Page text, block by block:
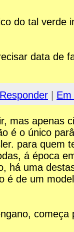
do tal verde
data de
Responder
GTX
mas apenas
é o único
para quem
á época
há uma
é de um
começa